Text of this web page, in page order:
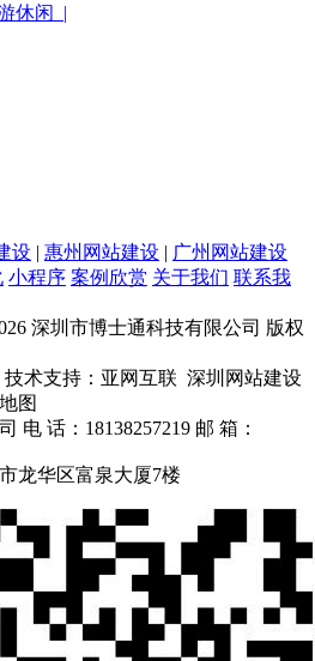
休闲 |
设 | 惠州网站建设 | 广州网站建设
小程序 案例欣赏 关于我们 联系我
深圳市博士通科技有限公司 版权
技术支持：亚网互联 深圳网站建设
图
电 话：18138257219 邮 箱：
龙华区富泉大厦7楼